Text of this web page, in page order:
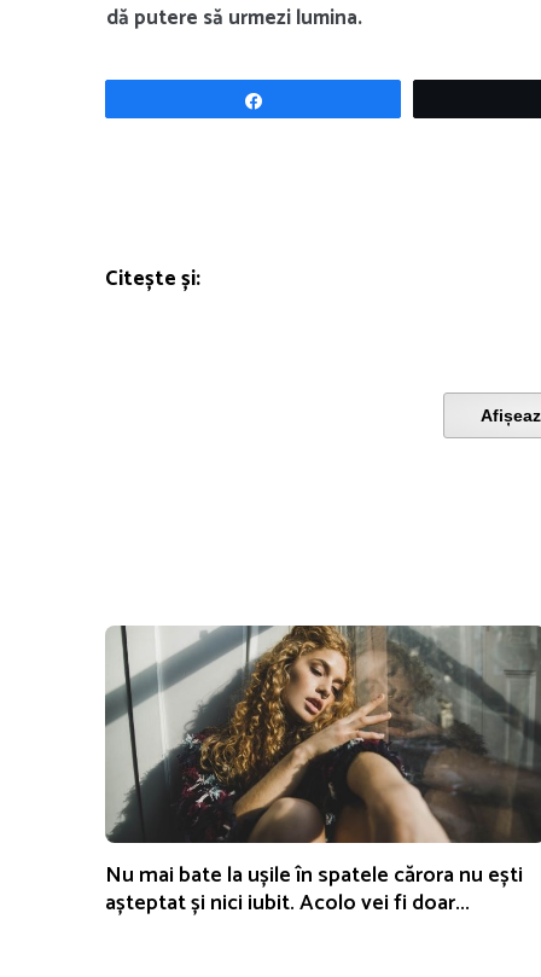
dă putere să urmezi lumina.
Citește și:
Nu mai bate la ușile în spatele cărora nu ești
așteptat și nici iubit. Acolo vei fi doar...